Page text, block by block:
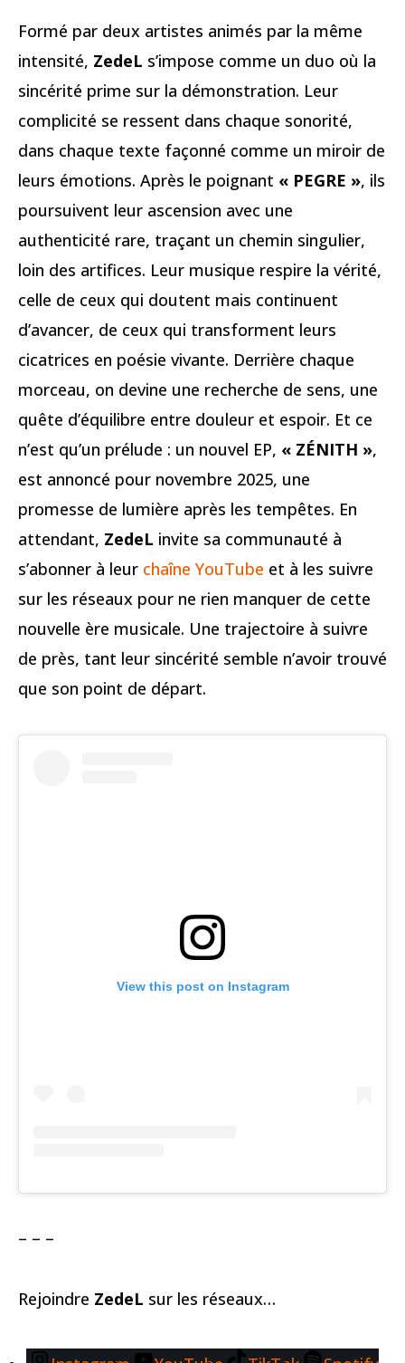
Formé par deux artistes animés par la même
intensité, ZedeL s’impose comme un duo où la
sincérité prime sur la démonstration. Leur
complicité se ressent dans chaque sonorité,
dans chaque texte façonné comme un miroir de
leurs émotions. Après le poignant « PEGRE », ils
poursuivent leur ascension avec une
authenticité rare, traçant un chemin singulier,
loin des artifices. Leur musique respire la vérité,
celle de ceux qui doutent mais continuent
d’avancer, de ceux qui transforment leurs
cicatrices en poésie vivante. Derrière chaque
morceau, on devine une recherche de sens, une
quête d’équilibre entre douleur et espoir. Et ce
n’est qu’un prélude : un nouvel EP, « ZÉNITH »,
est annoncé pour novembre 2025, une
promesse de lumière après les tempêtes. En
attendant, ZedeL invite sa communauté à
s’abonner à leur chaîne YouTube et à les suivre
sur les réseaux pour ne rien manquer de cette
nouvelle ère musicale. Une trajectoire à suivre
de près, tant leur sincérité semble n’avoir trouvé
que son point de départ.
View this post on Instagram
– – –
Rejoindre ZedeL sur les réseaux…